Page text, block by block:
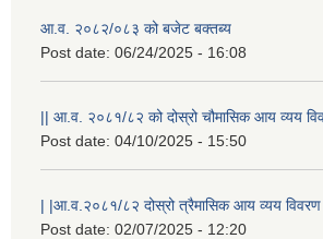
आ.व. २०८२/०८३ को बजेट बक्तब्य
Post date: 06/24/2025 - 16:08
|| आ.व. २०८१/८२ को दोस्रो चौमासिक आय व्यय
Post date: 04/10/2025 - 15:50
| |आ.व.२०८१/८२ दोस्रो त्रैमासिक आय व्यय
Post date: 02/07/2025 - 12:20